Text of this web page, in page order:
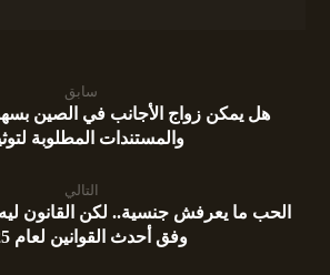
سابق
هل يمكن زواج الأجانب في الصين
والمستندات المطلوبة
التالي
الحب ما يعرفش جنسية.. لكن القانون
وفق أحدث القوانين لعام 2025